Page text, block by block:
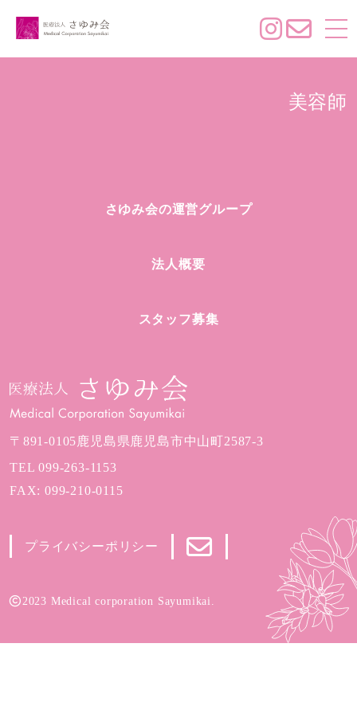
美容師
さゆみ会の運営グループ
法人概要
スタッフ募集
〒891-0105鹿児島県鹿児島市中山町2587-3
TEL099-263-1153
FAX: 099-210-0115
プライバシーポリシー
2023 Medical corporation Sayumikai.